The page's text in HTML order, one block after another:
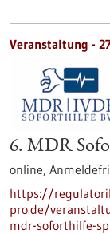
Veranstaltung -
6. MDR
online,
https://
pro.de/
mdr-soforthilfe-